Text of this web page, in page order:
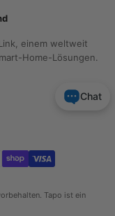
einem weltweit
Home-Lösungen.
Tapo ist ein
Chat